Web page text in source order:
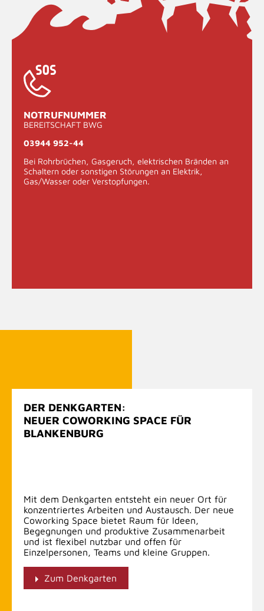
NOTRUFNUMMER
BEREITSCHAFT BWG
03944 952-44
Bei Rohrbrüchen, Gasgeruch, elektrischen Bränden an
Schaltern oder sonstigen Störungen an Elektrik,
Gas/Wasser oder Verstopfungen.
DER DENKGARTEN:
NEUER COWORKING SPACE FÜR
BLANKENBURG
Mit dem Denkgarten entsteht ein neuer Ort für
konzentriertes Arbeiten und Austausch. Der neue
Coworking Space bietet Raum für Ideen,
Begegnungen und produktive Zusammenarbeit
und ist flexibel nutzbar und offen für
Einzelpersonen, Teams und kleine Gruppen.
Zum Denkgarten